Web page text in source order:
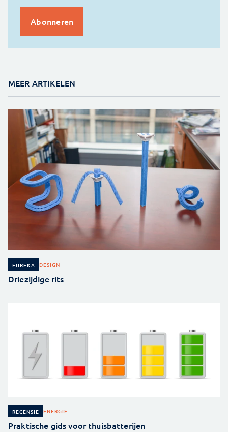
MEER ARTIKELEN
EUREKA DESIGN
Driezijdige rits
RECENSIE ENERGIE
Praktische gids voor thuisbatterijen